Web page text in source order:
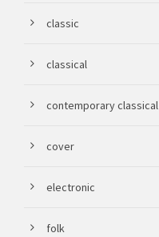
classic
classical
contemporary classical
cover
electronic
folk